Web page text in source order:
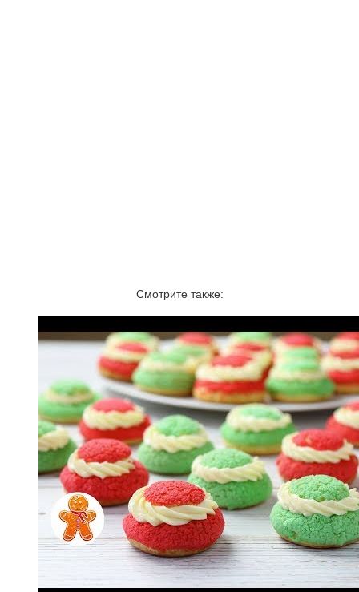
Смотрите также: